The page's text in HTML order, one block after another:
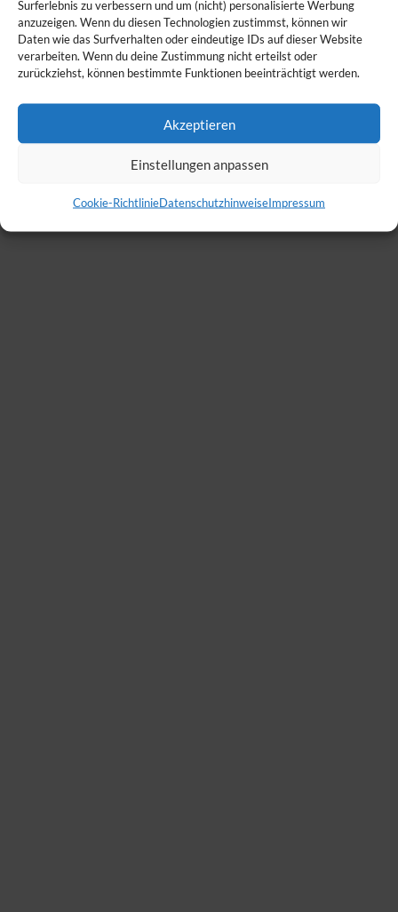
Surferlebnis zu verbessern und um (nicht) personalisierte Werbung
anzuzeigen. Wenn du diesen Technologien zustimmst, können wir
Daten wie das Surfverhalten oder eindeutige IDs auf dieser Website
verarbeiten. Wenn du deine Zustimmung nicht erteilst oder
zurückziehst, können bestimmte Funktionen beeinträchtigt werden.
Akzeptieren
Einstellungen anpassen
Cookie-RichtlinieDatenschutzhinweiseImpressum